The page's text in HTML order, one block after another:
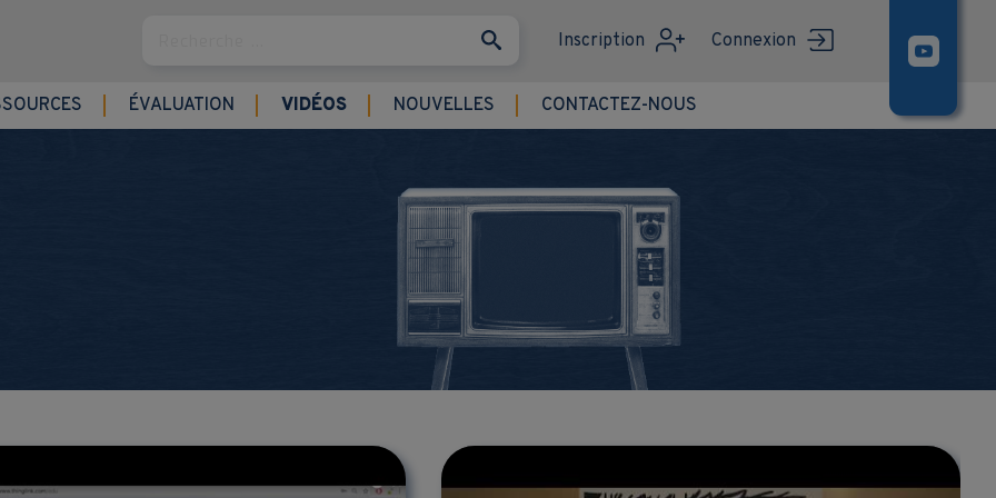
Inscription Connexion
ÉVALUATION VIDÉOS NOUVELLES CONTACTEZ-NOUS